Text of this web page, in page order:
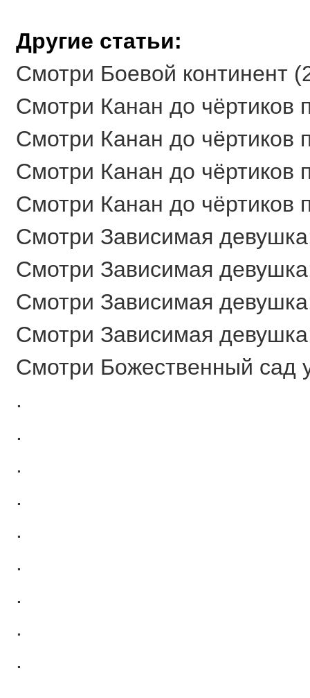
Другие статьи:
Смотри Боевой континент
Смотри Канан до чёртиков
Смотри Канан до чёртиков
Смотри Канан до чёртиков
Смотри Канан до чёртиков
Смотри Зависимая
Смотри Зависимая
Смотри Зависимая
Смотри Зависимая
Смотри Божественный сад
.
.
.
.
.
.
.
.
.